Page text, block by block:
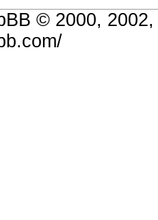
© 2000,